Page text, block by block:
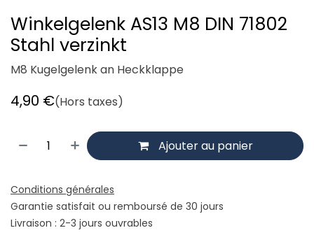
Winkelgelenk AS13 M8 DIN 71802
Stahl verzinkt
M8 Kugelgelenk an Heckklappe
4,90 €(Hors taxes)
Ajouter au panier
Conditions générales
Garantie satisfait ou remboursé de 30 jours
Livraison : 2-3 jours ouvrables